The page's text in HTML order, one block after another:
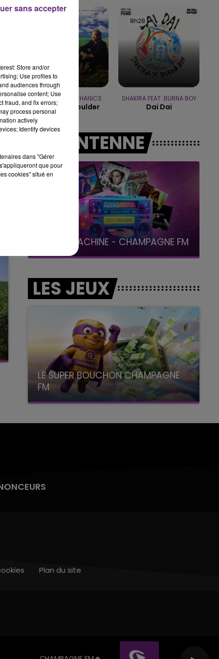
15h00 - 19h00
LE CLUB CHAMPAGNE FM
MIKE + THE MECHANICS
Over My Shoulder
8h28
8h28
SHAKIRA FEAT. BURNA BOY
Dai Dai
A L'ANTENNE
LA POP MACHINE - CHAMPAGNE FM
LES JEUX
LE SUPER BOUCHON CHAMPAGNE
FM
avec La Famille Champagne FM, à 8H10
Plan du site
Store and/or
Use profiles to
audiences through
content; Use
fraud, and fix errors;
process personal
actively
Identify devices
dans "Gérer
que pour
cookies" situé en
sans accepter